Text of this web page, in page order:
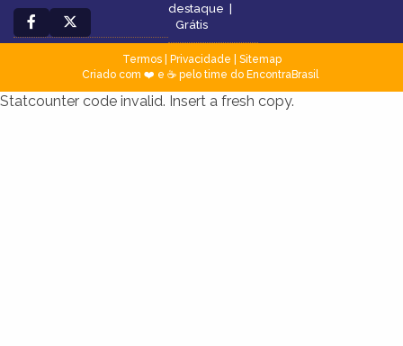
destaque |
Grátis
Termos| Privacidade
Sitemap
Criado com ❤️ e ☕ pelo time do EncontraBrasil
Statcounter code invalid. Insert a fresh copy.